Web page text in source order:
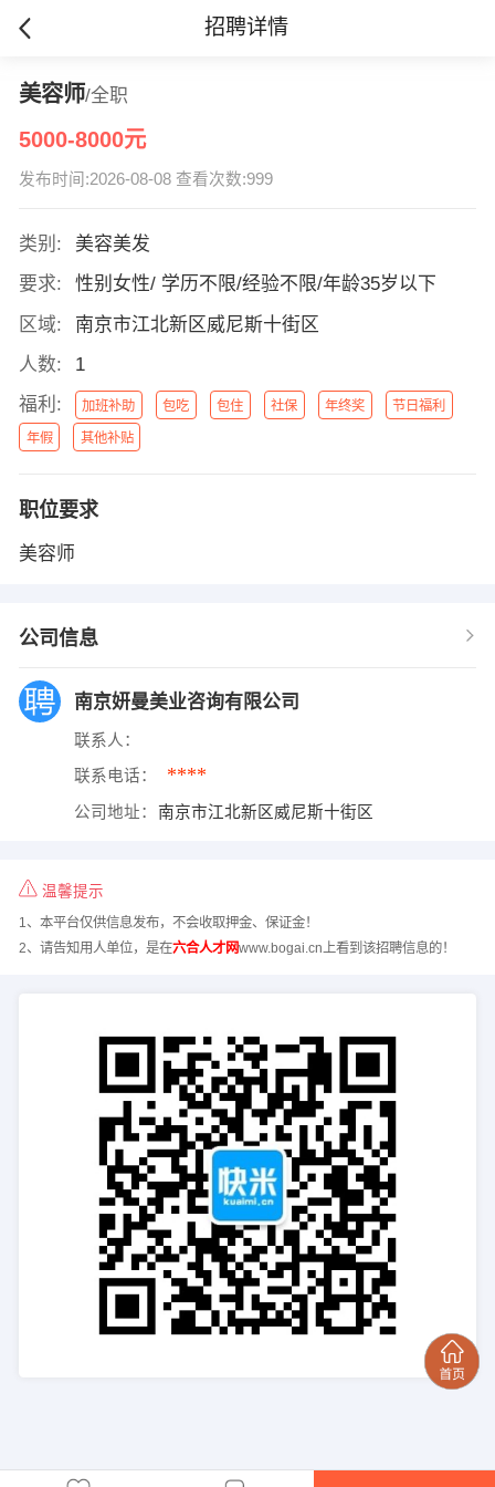
招聘详情
美容师/全职
5000-8000元
发布时间:2026-08-08 查看次数:999
类别:
美容美发
要求:
性别女性/ 学历不限/经验不限/年龄35岁以下
区域:
南京市江北新区威尼斯十街区
人数:
1
福利:
加班补助 包吃 包住 社保 年终奖 节日福利
年假 其他补贴
职位要求
美容师
公司信息
南京妍曼美业咨询有限公司
联系人：
联系电话： ****
公司地址： 南京市江北新区威尼斯十街区
温馨提示
1、本平台仅供信息发布，不会收取押金、保证金！
2、请告知用人单位，是在六合人才网www.bogai.cn上看到该招聘信息的！